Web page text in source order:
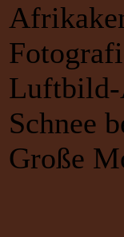
Luftbild-
Schnee
Große